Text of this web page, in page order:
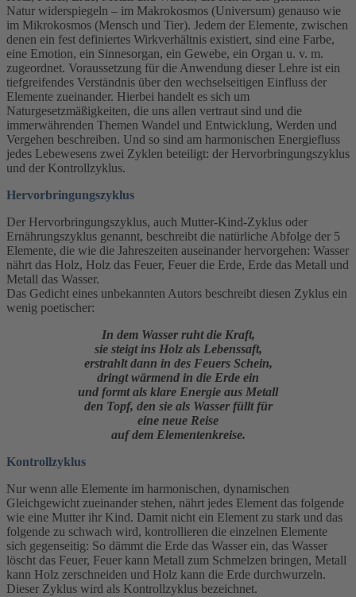
Natur widerspiegeln – im Makrokosmos (Universum) genauso wie
im Mikrokosmos (Mensch und Tier). Jedem der Elemente, zwischen
denen ein fest definiertes Wirkverhältnis existiert, sind eine Farbe,
eine Emotion, ein Sinnesorgan, ein Gewebe, ein Organ u. v. m.
zugeordnet. Voraussetzung für die Anwendung dieser Lehre ist ein
tiefgreifendes Verständnis über den wechselseitigen Einfluss der
Elemente zueinander. Hierbei handelt es sich um
Naturgesetzmäßigkeiten, die uns allen vertraut sind und die
immerwährenden Themen Wandel und Entwicklung, Werden und
Vergehen beschreiben. Und so sind am harmonischen Energiefluss
jedes Lebewesens zwei Zyklen beteiligt: der Hervorbringungszyklus
und der Kontrollzyklus.
Hervorbringungszyklus
Der Hervorbringungszyklus, auch Mutter-Kind-Zyklus oder
Ernährungszyklus genannt, beschreibt die natürliche Abfolge der 5
Elemente, die wie die Jahreszeiten auseinander hervorgehen: Wasser
nährt das Holz, Holz das Feuer, Feuer die Erde, Erde das Metall und
Metall das Wasser.
Das Gedicht eines unbekannten Autors beschreibt diesen Zyklus ein
wenig poetischer:
In dem Wasser ruht die Kraft,
sie steigt ins Holz als Lebenssaft,
erstrahlt dann in des Feuers Schein,
dringt wärmend in die Erde ein
und formt als klare Energie aus Metall
den Topf, den sie als Wasser füllt für
eine neue Reise
auf dem Elementenkreise.
Kontrollzyklus
Nur wenn alle Elemente im harmonischen, dynamischen
Gleichgewicht zueinander stehen, nährt jedes Element das folgende
wie eine Mutter ihr Kind. Damit nicht ein Element zu stark und das
folgende zu schwach wird, kontrollieren die einzelnen Elemente
sich gegenseitig: So dämmt die Erde das Wasser ein, das Wasser
löscht das Feuer, Feuer kann Metall zum Schmelzen bringen, Metall
kann Holz zerschneiden und Holz kann die Erde durchwurzeln.
Dieser Zyklus wird als Kontrollzyklus bezeichnet.